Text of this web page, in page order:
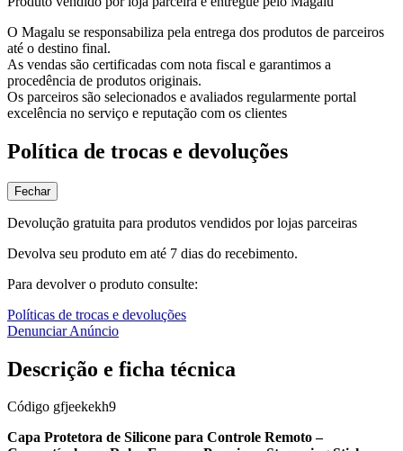
O Magalu se responsabiliza pela entrega dos produtos de parceiros
até o destino final.
As vendas são certificadas com nota fiscal e garantimos a
procedência de produtos originais.
Os parceiros são selecionados e avaliados regularmente portal
excelência no serviço e reputação com os clientes
Política de trocas e devoluções
Fechar
Devolução gratuita para produtos vendidos por lojas parceiras
Devolva seu produto em até 7 dias do recebimento.
Para devolver o produto consulte:
Políticas de trocas e devoluções
Denunciar Anúncio
Descrição e ficha técnica
Código gfjeekekh9
Capa Protetora de Silicone para Controle Remoto –